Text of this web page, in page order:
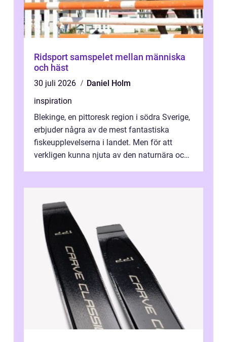
Ridsport samspelet mellan människa
och häst
30 juli 2026
Daniel Holm
inspiration
Blekinge, en pittoresk region i södra Sverige,
erbjuder några av de mest fantastiska
fiskeupplevelserna i landet. Men för att
verkligen kunna njuta av den naturnära och